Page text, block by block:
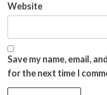
Website
Save my name, email,
for the next time I